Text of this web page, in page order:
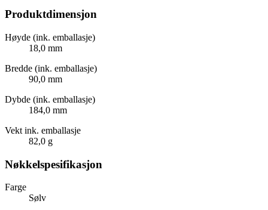
Produktdimensjon
Høyde (ink. emballasje)
18,0 mm
Bredde (ink. emballasje)
90,0 mm
Dybde (ink. emballasje)
184,0 mm
Vekt ink. emballasje
82,0 g
Nøkkelspesifikasjon
Farge
Sølv